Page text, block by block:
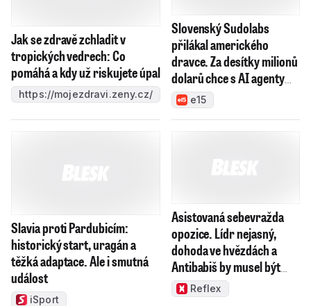
Jak se zdravě zchladit v
tropických vedrech: Co
pomáhá a kdy už riskujete úpal
Slovenský Sudolabs
přilákal amerického
dravce. Za desítky milionů
dolarů chce s AI agenty
dobýt USA
Slavia proti Pardubicím:
historický start, uragán a
těžká adaptace. Ale i smutná
událost
Asistovaná sebevražda
opozice. Lídr nejasný,
dohoda ve hvězdách a
Antibabiš by musel být
jako Spider-Man